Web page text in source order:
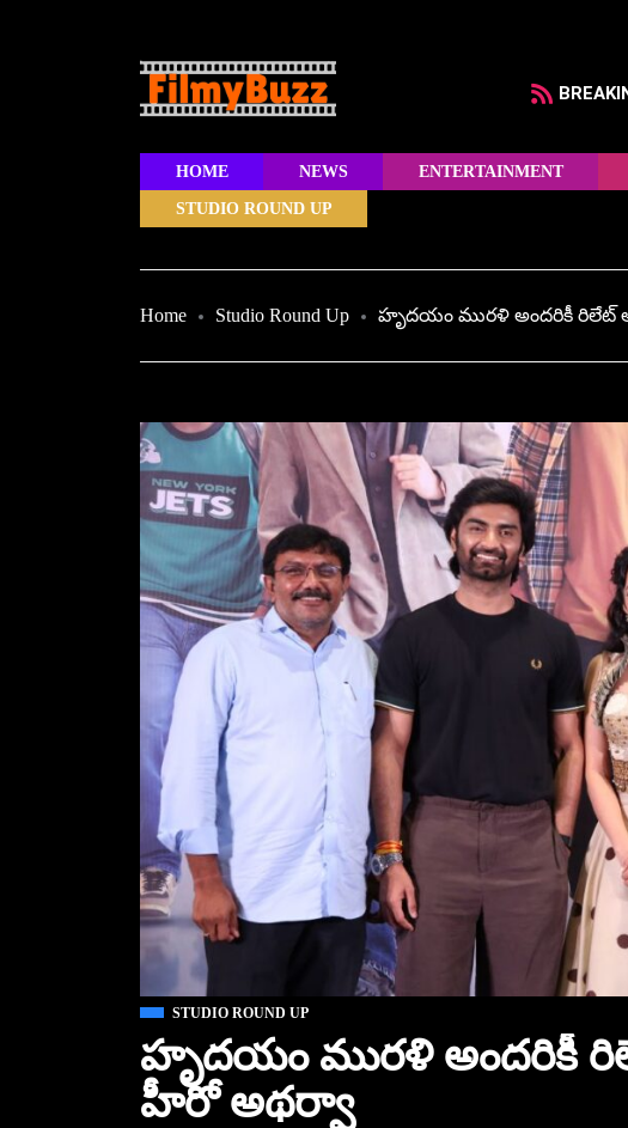
HOME NEWS ENTERTAINMENT
STUDIO ROUND UP
Home Studio Round Up హృదయం మురళి అందరికీ
STUDIO ROUND UP
హృదయం మురళి అందరికీ
హీరో అథర్వా